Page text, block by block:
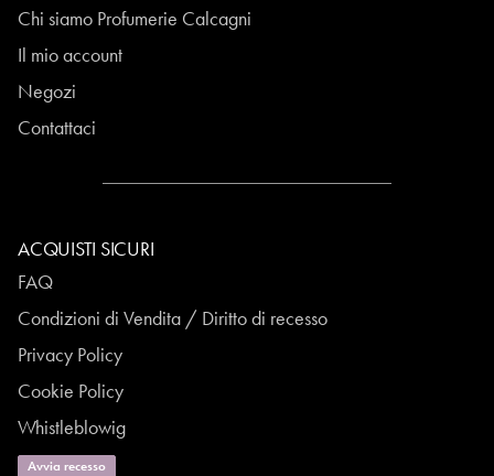
Chi siamo Profumerie Calcagni
Il mio account
Negozi
Contattaci
ACQUISTI SICURI
FAQ
Condizioni di Vendita / Diritto di recesso
Privacy Policy
Cookie Policy
Whistleblowig
Avvia recesso